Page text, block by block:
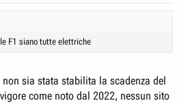
F1 siano tutte elettriche
sia stata stabilita la scadenza del
come noto dal 2022, nessun sito